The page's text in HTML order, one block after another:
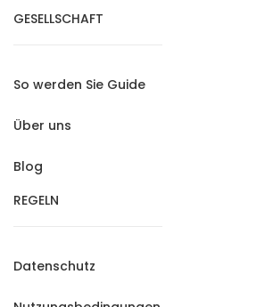
GESELLSCHAFT
So werden Sie Guide
Über uns
Blog
REGELN
Datenschutz